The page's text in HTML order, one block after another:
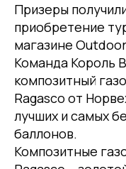
Призеры
приобретение
магазине
Команда Король
композитный
Ragasco от
лучших и самых
баллонов.
Композитные